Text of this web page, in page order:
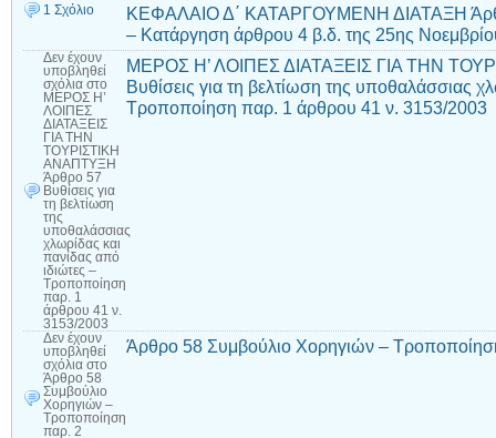
1 Σχόλιο
ΚΕΦΑΛΑΙΟ Δ΄ ΚΑΤΑΡΓΟΥΜΕΝΗ ΔΙΑΤΑΞΗ
– Κατάργηση άρθρου 4 β.δ. της 25ης
Δεν έχουν
υποβληθεί
σχόλια στο
ΜΕΡΟΣ Η’
ΛΟΙΠΕΣ
ΔΙΑΤΑΞΕΙΣ
ΓΙΑ ΤΗΝ
ΤΟΥΡΙΣΤΙΚΗ
ΑΝΑΠΤΥΞΗ
Άρθρο 57
Βυθίσεις για
τη βελτίωση
της
υποθαλάσσιας
χλωρίδας και
πανίδας από
ιδιώτες –
Τροποποίηση
παρ. 1
άρθρου 41 ν.
3153/2003
ΜΕΡΟΣ Η’ ΛΟΙΠΕΣ ΔΙΑΤΑΞΕΙΣ ΓΙΑ ΤΗΝ
Βυθίσεις για τη βελτίωση της υποθαλάσσιας
Τροποποίηση παρ. 1 άρθρου 41 ν. 3153/2003
Δεν έχουν
υποβληθεί
σχόλια στο
Άρθρο 58
Συμβούλιο
Χορηγιών –
Τροποποίηση
παρ. 2
Άρθρο 58 Συμβούλιο Χορηγιών –